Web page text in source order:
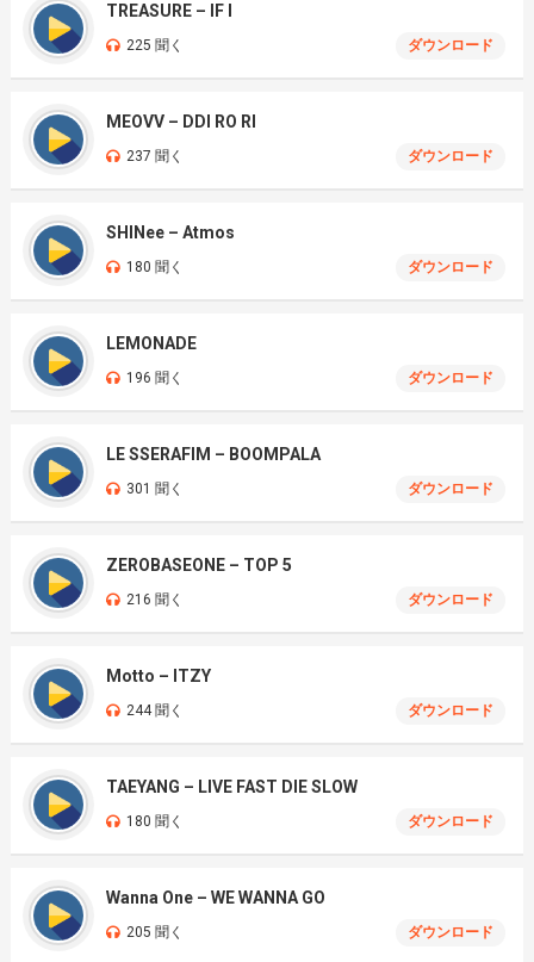
TREASURE – IF I
225 聞く ダウンロード
MEOVV – DDI RO RI
237 聞く ダウンロード
SHINee – Atmos
180 聞く ダウンロード
LEMONADE
196 聞く ダウンロード
LE SSERAFIM – BOOMPALA
301 聞く ダウンロード
ZEROBASEONE – TOP 5
216 聞く ダウンロード
Motto – ITZY
244 聞く ダウンロード
TAEYANG – LIVE FAST DIE SLOW
180 聞く ダウンロード
Wanna One – WE WANNA GO
205 聞く ダウンロード